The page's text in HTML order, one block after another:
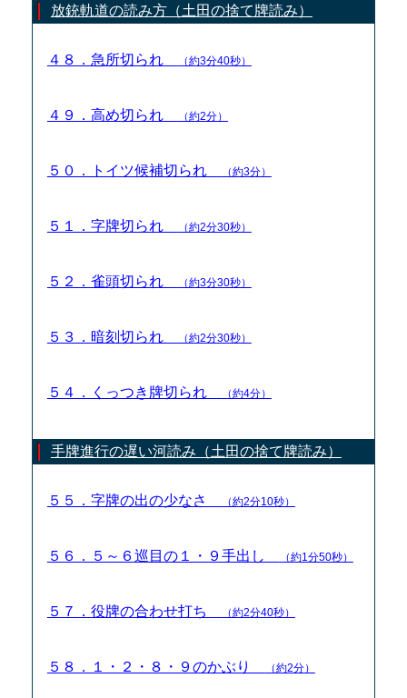
放銃軌道の読み方（土田の捨て牌読み）
４８．急所切られ （約3分40秒）
４９．高め切られ （約2分）
５０．トイツ候補切られ （約3分）
５１．字牌切られ （約2分30秒）
５２．雀頭切られ （約3分30秒）
５３．暗刻切られ （約2分30秒）
５４．くっつき牌切られ （約4分）
手牌進行の遅い河読み（土田の捨て牌読み）
５５．字牌の出の少なさ （約2分10秒）
５６．５～６巡目の１・９手出し （約1分50秒）
５７．役牌の合わせ打ち （約2分40秒）
５８．１・２・８・９のかぶり （約2分）